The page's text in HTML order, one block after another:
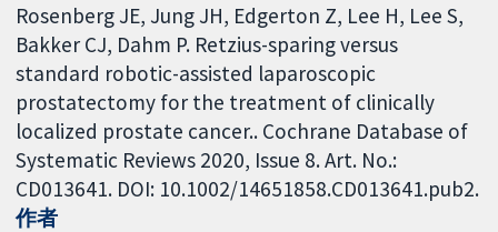
Rosenberg JE, Jung JH, Edgerton Z, Lee H, Lee S,
Bakker CJ, Dahm P. Retzius-sparing versus
standard robotic-assisted laparoscopic
prostatectomy for the treatment of clinically
localized prostate cancer.. Cochrane Database of
Systematic Reviews 2020, Issue 8. Art. No.:
CD013641. DOI: 10.1002/14651858.CD013641.pub2.
作者